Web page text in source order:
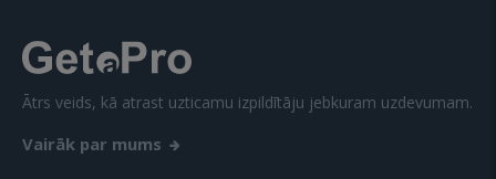
Ātrs veids, kā atrast uzticamu izpildītāju jebkuram uzdevumam.
Vairāk par mums